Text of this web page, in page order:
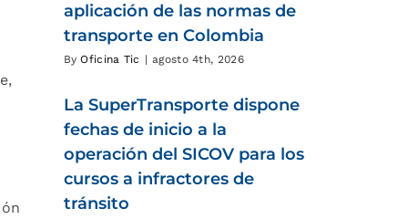
aplicación de las normas de
transporte en Colombia
ByOficina Tic | agosto 4th, 2026
La SuperTransporte dispone
fechas de inicio a la
operación del SICOV para los
cursos a infractores de
tránsito